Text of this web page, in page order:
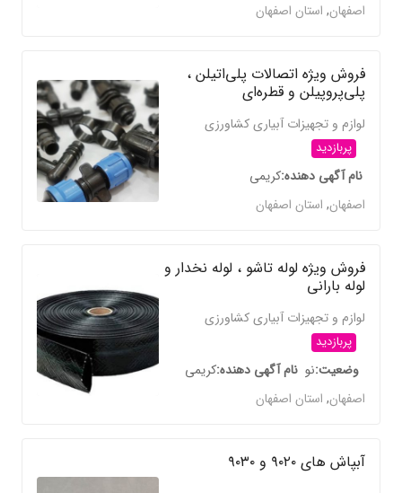
اصفهان,استان اصفهان
فروش ویژه اتصالات پلی‌اتیلن ،
پلی‌پروپیلن و قطره‌ای
لوازم و تجهیزات آبیاری کشاورزی
پربازدید
نام آگهی دهندهکریمی
اصفهان,استان اصفهان
فروش ویژه لوله تاشو ، لوله نخدار و
لوله بارانی
لوازم و تجهیزات آبیاری کشاورزی
پربازدید
وضعیتنو نام آگهی دهندهکریمی
اصفهان,استان اصفهان
آبپاش های ۹۰۲۰ و ۹۰۳۰